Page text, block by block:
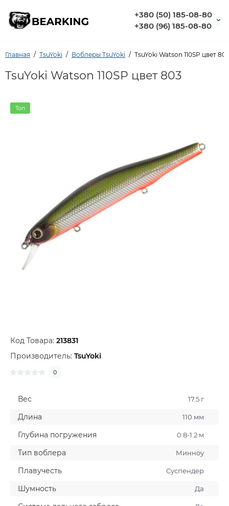
+380 (50) 185-08-80
+380 (96) 185-08-80
Главная TsuYoki Воблеры TsuYoki TsuYoki Watson 110SP цвет 803
TsuYoki Watson 110SP цвет 803
Топ
Код Товара: 213831
Производитель: TsuYoki
0
Вес 17.5 г
Длина 110 мм
Глубина погружения 0.8-1.2 м
Тип воблера Минноу
Плавучесть Суспендер
Шумность Да